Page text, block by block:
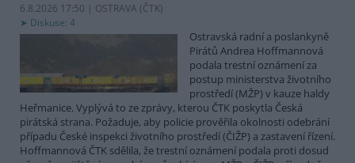
6.8.2026 17:50 | OSTRAVA (ČTK)
Diskuse: 4
Ostravská radní a poslankyně
Pirátů Andrea Hoffmannová
podala trestní oznámení za
postup ministerstva životního
prostředí (MŽP) v kauze haldy
Heřmanice. Vyplývá to ze zprávy, kterou ČTK poskytla Česká
pirátská strana. Požaduje, aby policie prověřila okolnosti odebrání
případu České inspekci životního prostředí (ČIŽP) a zastavení řízení.
Hoffmannová ČTK sdělila, že trestní oznámení podala proti dosud